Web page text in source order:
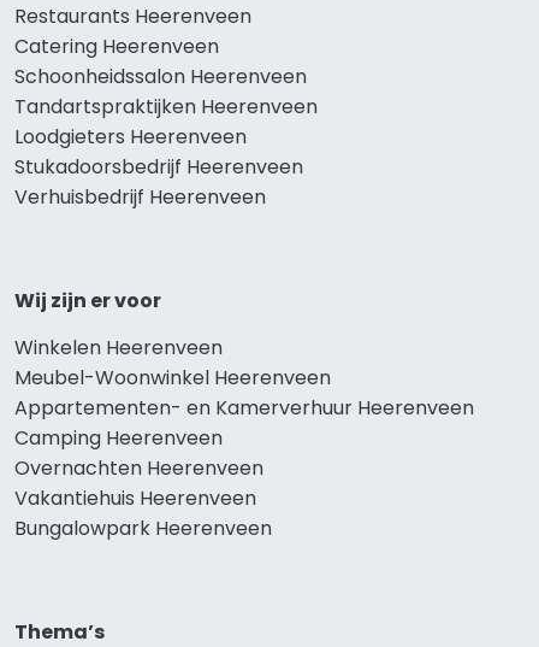
Restaurants Heerenveen
Catering Heerenveen
Schoonheidssalon Heerenveen
Tandartspraktijken Heerenveen
Loodgieters Heerenveen
Stukadoorsbedrijf Heerenveen
Verhuisbedrijf Heerenveen
Wij zijn er voor
Winkelen Heerenveen
Meubel-Woonwinkel Heerenveen
Appartementen- en Kamerverhuur Heerenveen
Camping Heerenveen
Overnachten Heerenveen
Vakantiehuis Heerenveen
Bungalowpark Heerenveen
Thema’s